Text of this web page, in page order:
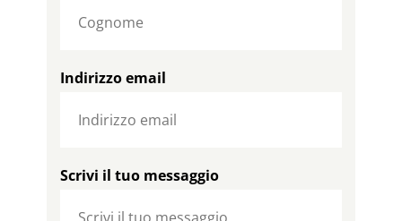
Indirizzo email
Scrivi il tuo messaggio